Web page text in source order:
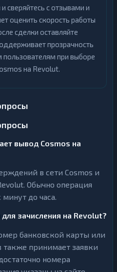
сверяйтесь с отзывами и
оценить скорость работы
сделки оставляйте
прозрачность
при выборе
на Revolut.
вывод Cosmos на
в сети Cosmos и
Обычно операция
до часа.
зачисления на Revolut?
банковской карты или
также принимает заявки
номера